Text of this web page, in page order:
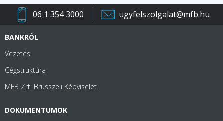
06 1 354 3000 ugyfelszolgalat@mfb.hu
BANKRÓL
Vezetés
Cégstruktúra
MFB Zrt. Brüsszeli Képviselet
DOKUMENTUMOK